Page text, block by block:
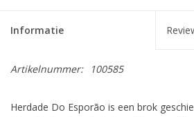
Informatie
Artikelnummer: 100585
Herdade Do Esporão is een brok